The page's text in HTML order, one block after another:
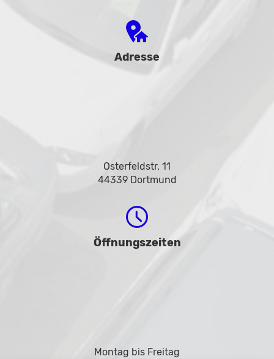
Adresse
Osterfeldstr. 11
44339 Dortmund
Öffnungszeiten
Montag bis Freitag